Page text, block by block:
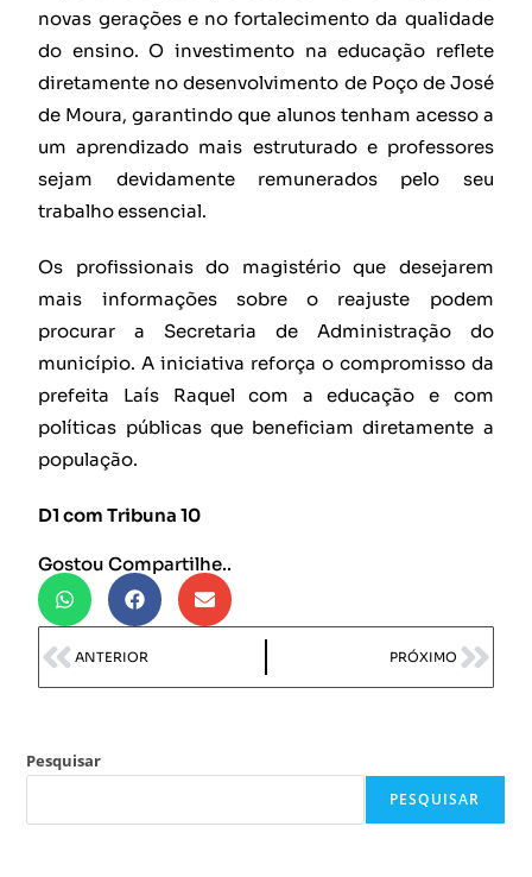
novas gerações e no fortalecimento da qualidade
do ensino. O investimento na educação reflete
diretamente no desenvolvimento de Poço de José
de Moura, garantindo que alunos tenham acesso a
um aprendizado mais estruturado e professores
sejam devidamente remunerados pelo seu
trabalho essencial.
Os profissionais do magistério que desejarem
mais informações sobre o reajuste podem
procurar a Secretaria de Administração do
município. A iniciativa reforça o compromisso da
prefeita Laís Raquel com a educação e com
políticas públicas que beneficiam diretamente a
população.
D1 com Tribuna 10
Gostou Compartilhe..
ANTERIOR PRÓXIMO
Pesquisar
PESQUISAR